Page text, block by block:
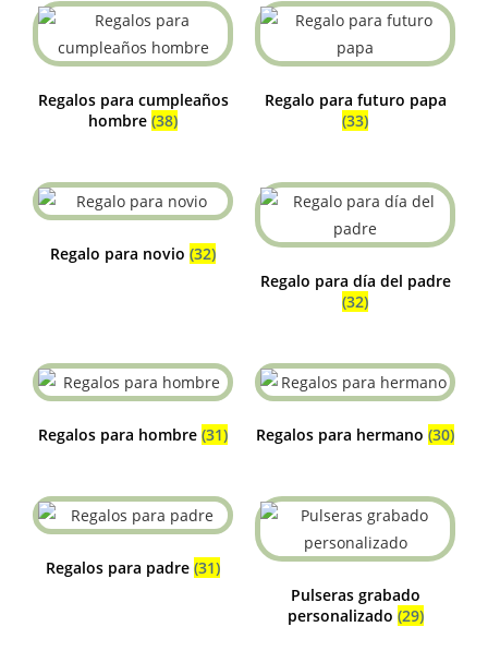
Regalos para cumpleaños
hombre (38)
Regalo para futuro papa
(33)
Regalo para novio (32)
Regalo para día del padre
(32)
Regalos para hombre (31) Regalos para hermano (30)
Regalos para padre (31)
Pulseras grabado
personalizado (29)